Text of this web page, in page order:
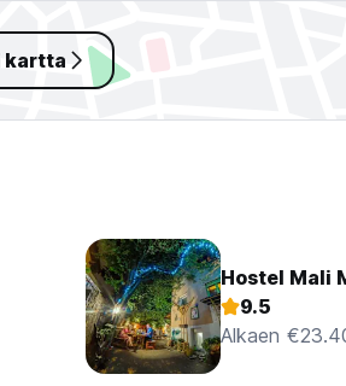
kartta
Hostel Mali
9.5
Alkaen